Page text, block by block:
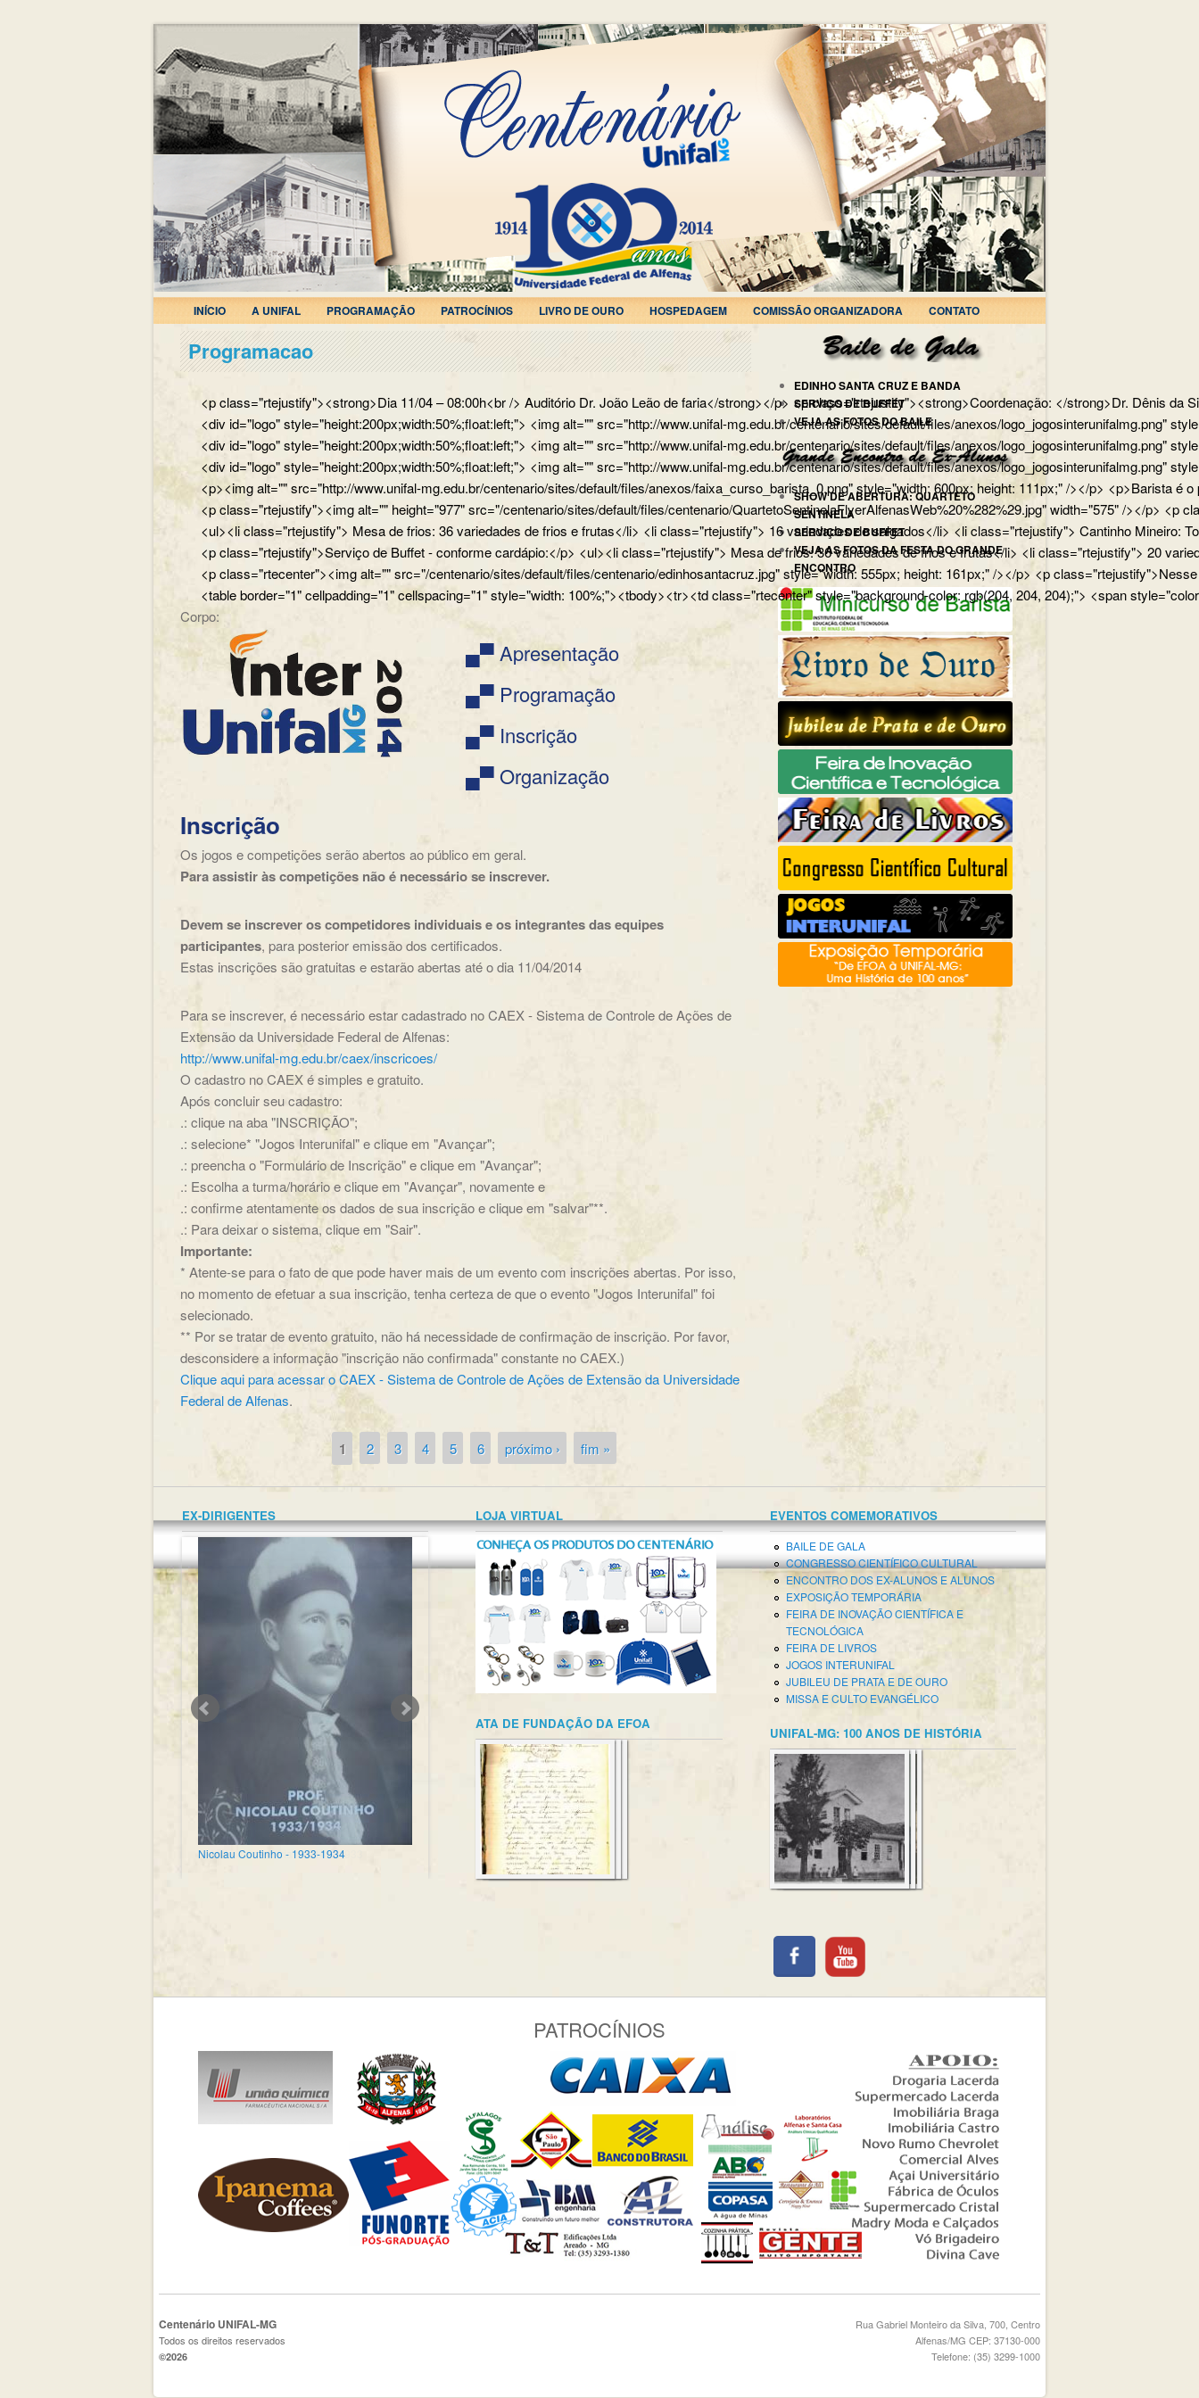
INÍCIO A UNIFAL PROGRAMAÇÃO PATROCÍNIOS LIVRO DE OURO HOSPEDAGEM COMISSÃO ORGANIZADORA CONTATO
Programacao
<p class="rtejustify"><strong>Dia 11/04 – 08:00h<br /> Auditório Dr. João Leão de faria</strong></p> <p class="rtejustify"><strong>Coordenação: </strong>Dr. Dênis
<div id="logo" style="height:200px;width:50%;float:left;"> <img alt="" src="http://www.unifal-mg.edu.br/centenario/sites/default/files/anexos/
<div id="logo" style="height:200px;width:50%;float:left;"> <img alt="" src="http://www.unifal-mg.edu.br/centenario/sites/default/files/anexos/
<div id="logo" style="height:200px;width:50%;float:left;"> <img alt="" src="http://www.unifal-mg.edu.br/centenario/sites/default/files/anexos/
<p><img alt="" src="http://www.unifal-mg.edu.br/centenario/sites/default/files/anexos/faixa_curso_barista_0.png" style="width: 600px; height: 111px;" /></p>
<p class="rtejustify"><img alt="" height="977" src="/centenario/sites/default/files/centenario/QuartetoSentinelaFlyerAlfenasWeb%20%282%29.jpg" width="575" /></p>
<ul><li class="rtejustify"> Mesa de frios: 36 variedades de frios e frutas</li> <li class="rtejustify"> 16 variedades de salgados</li> <li class="rtejustify"> Cantinho
<p class="rtejustify">Serviço de Buffet - conforme cardápio:</p> <ul><li class="rtejustify"> Mesa de frios: 36 variedades de frios e frutas</li> <li class="rtejustify"> 20
<p class="rtecenter"><img alt="" src="/centenario/sites/default/files/centenario/edinhosantacruz.jpg" style="width: 555px; height: 161px;" /></p> <p
<table border="1" cellpadding="1" cellspacing="1" style="width: 100%;"><tbody><tr><td class="rtecenter" style="background-color: rgb(204, 204, 204);"> <span
Corpo:
▄▀ Apresentação
▄▀ Programação
▄▀ Inscrição
▄▀ Organização
Inscrição
Os jogos e competições serão abertos ao público em geral.
Para assistir às competições não é necessário se inscrever.
Devem se inscrever os competidores individuais e os integrantes das equipes
participantes, para posterior emissão dos certificados.
Estas inscrições são gratuitas e estarão abertas até o dia 11/04/2014
Para se inscrever, é necessário estar cadastrado no CAEX - Sistema de Controle de Ações de
Extensão da Universidade Federal de Alfenas:
http://www.unifal-mg.edu.br/caex/inscricoes/
O cadastro no CAEX é simples e gratuito.
Após concluir seu cadastro:
.: clique na aba "INSCRIÇÃO";
.: selecione* "Jogos Interunifal" e clique em "Avançar";
.: preencha o "Formulário de Inscrição" e clique em "Avançar";
.: Escolha a turma/horário e clique em "Avançar", novamente e
.: confirme atentamente os dados de sua inscrição e clique em "salvar"**.
.: Para deixar o sistema, clique em "Sair".
Importante:
* Atente-se para o fato de que pode haver mais de um evento com inscrições abertas. Por isso,
no momento de efetuar a sua inscrição, tenha certeza de que o evento "Jogos Interunifal" foi
selecionado.
** Por se tratar de evento gratuito, não há necessidade de confirmação de inscrição. Por favor,
desconsidere a informação "inscrição não confirmada" constante no CAEX.)
Clique aqui para acessar o CAEX - Sistema de Controle de Ações de Extensão da Universidade
Federal de Alfenas.
1 2 3 4 5 6 próximo › fim »
EDINHO SANTA CRUZ E BANDA
SERVIÇO DE BUFFET
VEJA AS FOTOS DO BAILE
SHOW DE ABERTURA: QUARTETO
SENTINELA
SERVIÇO DE BUFFET
VEJA AS FOTOS DA FESTA DO GRANDE
ENCONTRO
EX-DIRIGENTES
Nicolau Coutinho - 1933-1934
LOJA VIRTUAL
ATA DE FUNDAÇÃO DA EFOA
EVENTOS COMEMORATIVOS
BAILE DE GALA
CONGRESSO CIENTÍFICO CULTURAL
ENCONTRO DOS EX-ALUNOS E ALUNOS
EXPOSIÇÃO TEMPORÁRIA
FEIRA DE INOVAÇÃO CIENTÍFICA E
TECNOLÓGICA
FEIRA DE LIVROS
JOGOS INTERUNIFAL
JUBILEU DE PRATA E DE OURO
MISSA E CULTO EVANGÉLICO
UNIFAL-MG: 100 ANOS DE HISTÓRIA
PATROCÍNIOS
Centenário UNIFAL-MG
Todos os direitos reservados
©2026
Rua Gabriel Monteiro da Silva, 700, Centro
Alfenas/MG CEP: 37130-000
Telefone: (35) 3299-1000